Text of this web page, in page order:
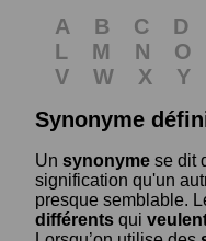
A B C D
L
M N O
V
W X Y
Synonyme
Un synonyme se dit
signification qu'un
presque semblable.
différents qui